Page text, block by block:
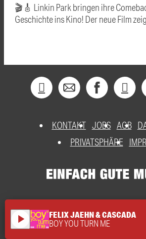
🎬🎸 Linkin Park bringen ihre
Geschichte ins Kino! Der neue Film
KONTAKT JOBS AGB
PRIVATSPHÄRE
play_arrow FELIX JAEHN & CASCADA
BOY YOU TURN ME